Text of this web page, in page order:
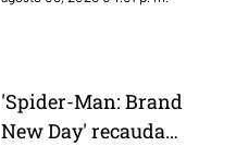
'Spider-Man: Brand
New Day' recauda